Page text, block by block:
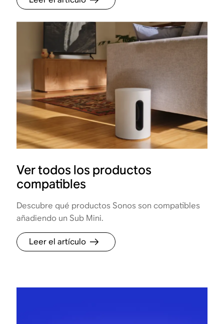
Ver todos los productos
compatibles
Descubre qué productos Sonos son compatibles
añadiendo un Sub Mini.
Leer el artículo